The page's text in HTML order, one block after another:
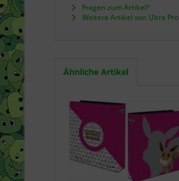
Fragen zum Artikel?
Weitere Artikel von Ultra Pro
Ähnliche Artikel